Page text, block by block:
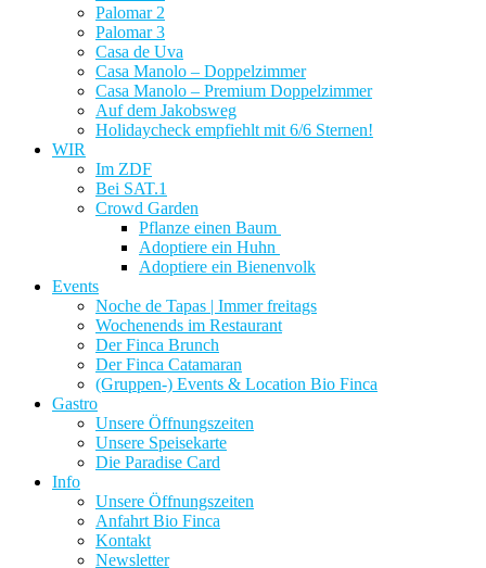
Palomar 2
Palomar 3
Casa de Uva
Casa Manolo – Doppelzimmer
Casa Manolo – Premium Doppelzimmer
Auf dem Jakobsweg
Holidaycheck empfiehlt mit 6/6 Sternen!
WIR
Im ZDF
Bei SAT.1
Crowd Garden
Pflanze einen Baum
Adoptiere ein Huhn
Adoptiere ein Bienenvolk
Events
Noche de Tapas | Immer freitags
Wochenends im Restaurant
Der Finca Brunch
Der Finca Catamaran
(Gruppen-) Events & Location Bio Finca
Gastro
Unsere Öffnungszeiten
Unsere Speisekarte
Die Paradise Card
Info
Unsere Öffnungszeiten
Anfahrt Bio Finca
Kontakt
Newsletter